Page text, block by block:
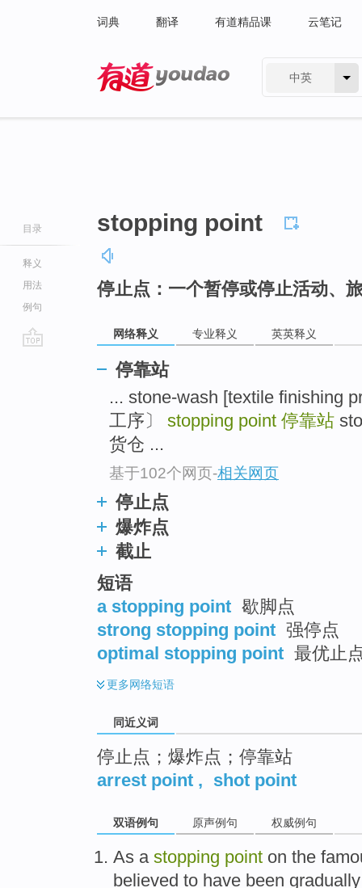
词典 翻译 有道精品课 云笔记
中英
目录
释义
用法
例句
stopping point
停止点：一个暂停或停止活动、
网络释义 专业释义 英英释义
停靠站
... stone-wash [textile finishing
工序〕 stopping point 停靠站
货仓 ...
基于102个网页-相关网页
停止点
爆炸点
截止
短语
a stopping point 歇脚点
strong stopping point 强停点
optimal stopping point 最优止
更多网络短语
同近义词
停止点；爆炸点；停靠站
arrest point , shot point
双语例句 原声例句 权威例句
As a stopping point on the
believed to have been gradually